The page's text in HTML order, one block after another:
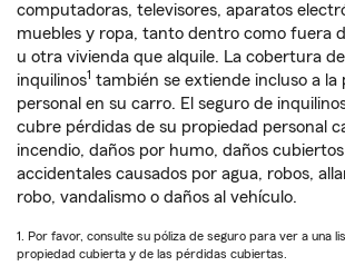
computadoras, televisores, aparatos
muebles y ropa, tanto dentro como fuera
u otra vivienda que alquile. La cobertura
inquilinos1 también se extiende incluso a la
personal en su carro. El seguro de
cubre pérdidas de su propiedad personal
incendio, daños por humo, daños
accidentales causados por agua, robos,
robo, vandalismo o daños al vehículo.
1. Por favor, consulte su póliza de seguro para ver a una
propiedad cubierta y de las pérdidas cubiertas.